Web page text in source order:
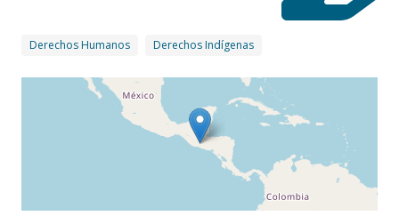
Derechos Humanos Derechos Indígenas